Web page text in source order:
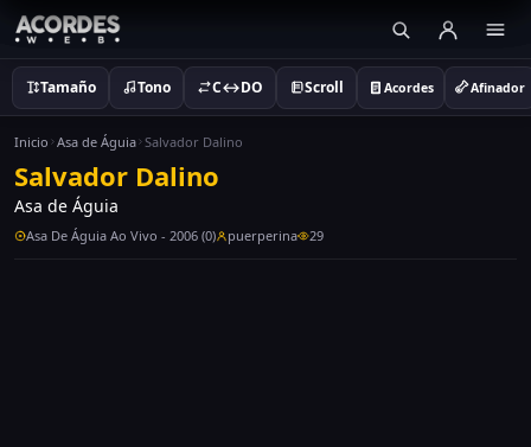
Tamaño Tono C↔DO Scroll Acordes Afinador
Inicio Asa de Águia Salvador Dalino
Salvador Dalino
Asa de Águia
Asa De Águia Ao Vivo - 2006 (0) puerperina 29